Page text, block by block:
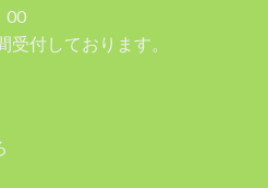
00
付しております。